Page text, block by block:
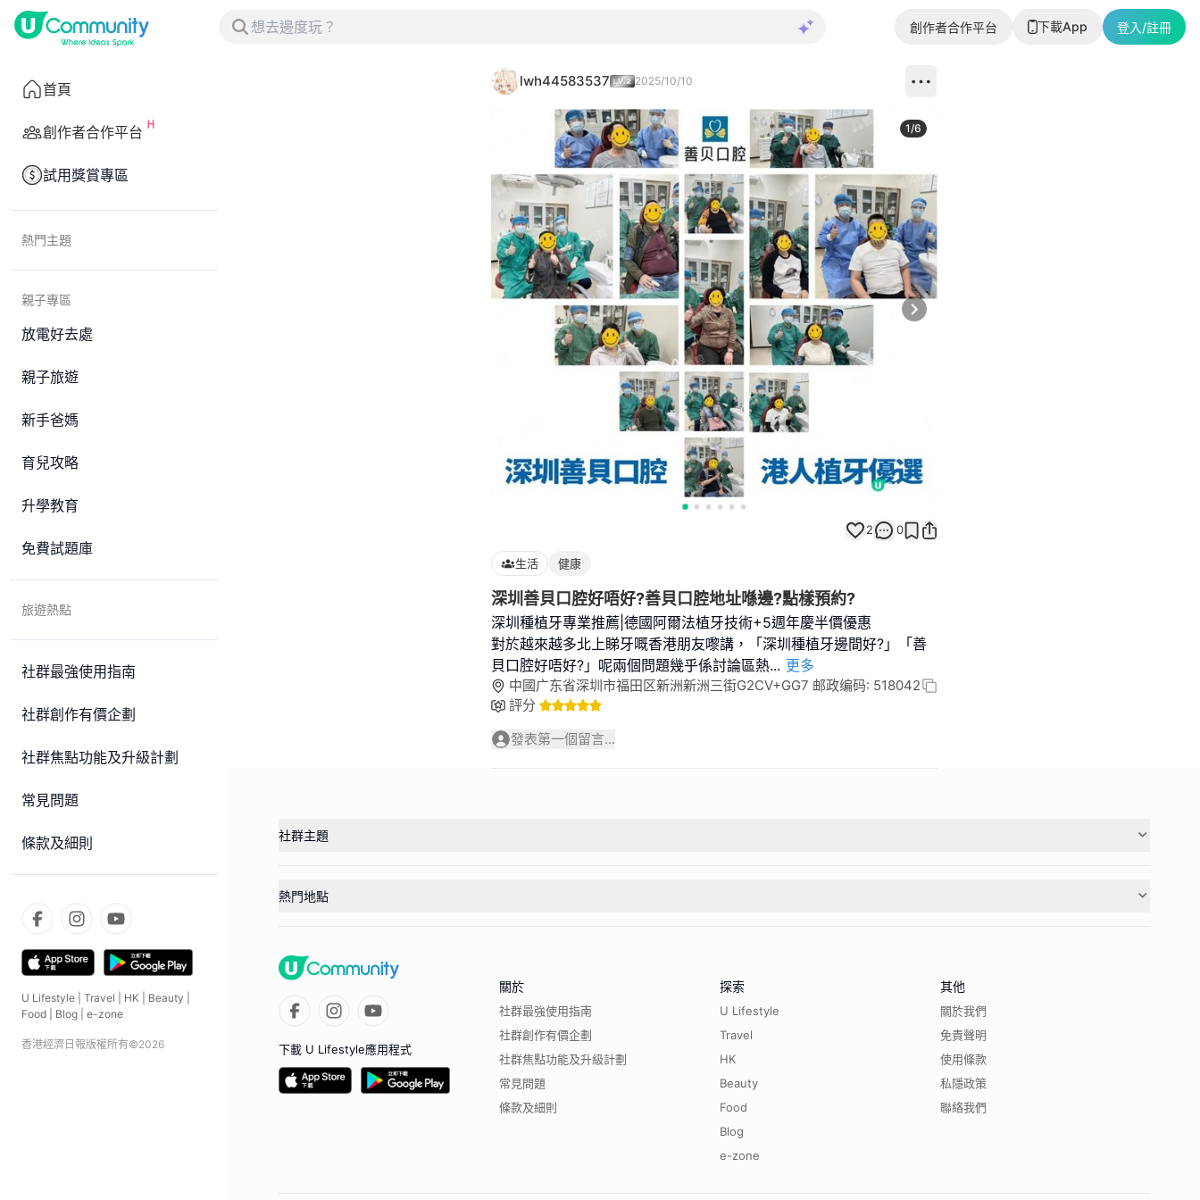
創作者合作平台 下載App 登入/註冊
首頁
創作者合作平台
試用獎賞專區
熱門主題
親子專區
放電好去處
親子旅遊
新手爸媽
育兒攻略
升學教育
免費試題庫
旅遊熱點
社群最強使用指南
社群創作有價企劃
社群焦點功能及升級計劃
常見問題
條款及細則
U Lifestyle Travel HK Beauty
Food
Blog e-zone
香港經濟日報版權所有©2026
lwh44583537 2025/10/10
Next slide
1/6
2 0
生活 健康
深圳善貝口腔好唔好?善貝口腔地址喺邊?點樣預約?
深圳種植牙專業推薦|德國阿爾法植牙技術+5週年慶半價優惠
對於越來越多北上睇牙嘅香港朋友嚟講，「深圳種植牙邊間好?」「善
貝口腔好唔好?」呢兩個問題幾乎係討論區熱... 更多
中國广东省深圳市福田区新洲新洲三街G2CV+GG7 邮政编码: 518042
評分
發表第一個留言...
社群主題
熱門地點
下載 U Lifestyle應用程式
關於
社群最強使用指南
社群創作有價企劃
社群焦點功能及升級計劃
常見問題
條款及細則
探索
U Lifestyle
Travel
HK
Beauty
Food
Blog
e-zone
其他
關於我們
免責聲明
使用條款
私隱政策
聯絡我們